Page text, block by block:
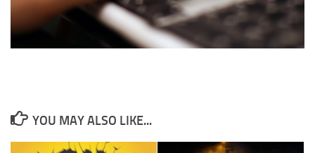
YOU MAY ALSO LIKE...